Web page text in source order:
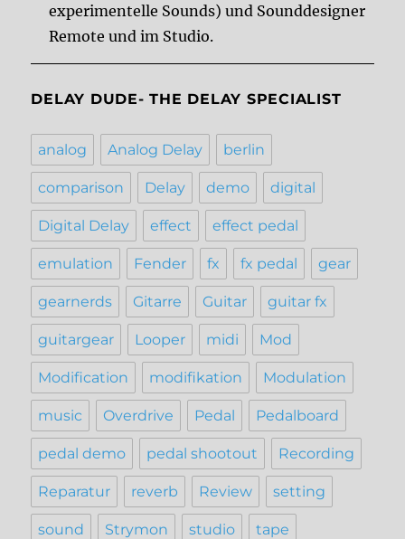
experimentelle Sounds) und Sounddesigner
Remote und im Studio.
DELAY DUDE- THE DELAY SPECIALIST
analog Analog Delay berlin
comparison Delay demo digital
Digital Delay effect effect pedal
emulation Fender fx fx pedal gear
gearnerds Gitarre Guitar guitar fx
guitargear Looper midi Mod
Modification modifikation Modulation
music Overdrive Pedal Pedalboard
pedal demo pedal shootout Recording
Reparatur reverb Review setting
sound Strymon studio tape